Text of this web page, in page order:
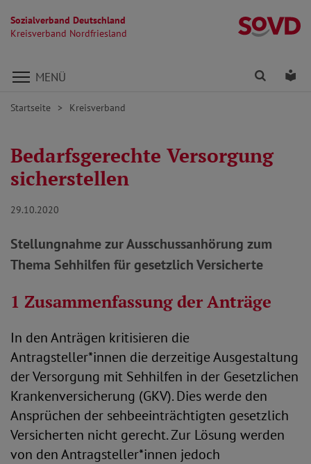
Sozialverband Deutschland
Kreisverband Nordfriesland
Direkt zu den Inhalten springen
MENÜ Finden
Startseite Kreisverband
Bedarfsgerechte Versorgung
sicherstellen
29.10.2020
Stellungnahme zur Ausschussanhörung zum
Thema Sehhilfen für gesetzlich Versicherte
1 Zusammenfassung der Anträge
In den Anträgen kritisieren die
Antragsteller*innen die derzeitige Ausgestaltung
der Versorgung mit Sehhilfen in der Gesetzlichen
Krankenversicherung (GKV). Dies werde den
Ansprüchen der sehbeeinträchtigten gesetzlich
Versicherten nicht gerecht. Zur Lösung werden
von den Antragsteller*innen jedoch